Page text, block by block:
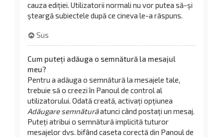
cauza ediției. Utilizatorii normali nu vor putea să-și
șteargă subiectele după ce cineva le-a răspuns.
Sus
Cum puteți adăuga o semnătură la mesajul
meu?
Pentru a adăuga o semnătură la mesajele tale,
trebuie să o creezi în Panoul de control al
utilizatorului. Odată creată, activați opțiunea
Adăugare semnăturăatunci când postați un mesaj.
Puteți atribui o semnătură implicită tuturor
mesajelor dvs. bifând caseta corectă din Panoul de